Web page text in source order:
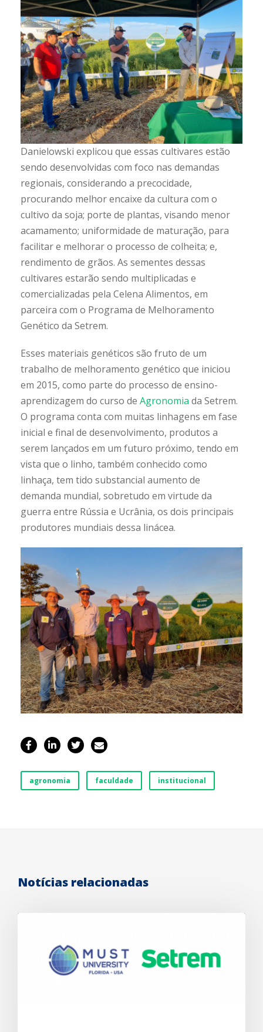
Danielowski explicou que essas cultivares estão
sendo desenvolvidas com foco nas demandas
regionais, considerando a precocidade,
procurando melhor encaixe da cultura com o
cultivo da soja; porte de plantas, visando menor
acamamento; uniformidade de maturação, para
facilitar e melhorar o processo de colheita; e,
rendimento de grãos. As sementes dessas
cultivares estarão sendo multiplicadas e
comercializadas pela Celena Alimentos, em
parceira com o Programa de Melhoramento
Genético da Setrem.
Esses materiais genéticos são fruto de um
trabalho de melhoramento genético que iniciou
em 2015, como parte do processo de ensino-
aprendizagem do curso de Agronomia da Setrem.
O programa conta com muitas linhagens em fase
inicial e final de desenvolvimento, produtos a
serem lançados em um futuro próximo, tendo em
vista que o linho, também conhecido como
linhaça, tem tido substancial aumento de
demanda mundial, sobretudo em virtude da
guerra entre Rússia e Ucrânia, os dois principais
produtores mundiais dessa linácea.
agronomia faculdade institucional
Notícias relacionadas